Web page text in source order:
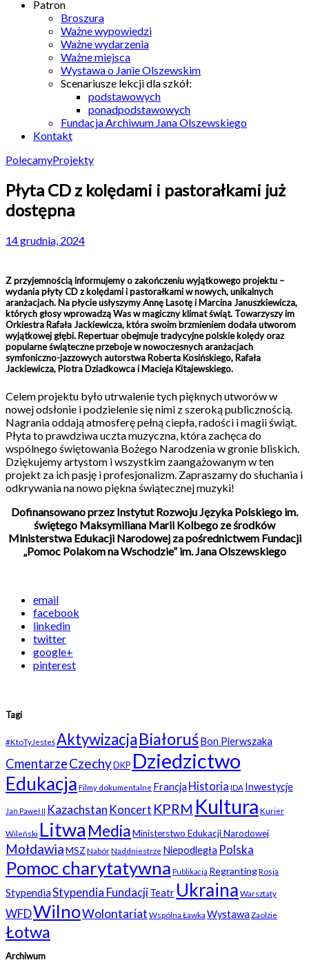
Patron
Broszura
Ważne wypowiedzi
Ważne wydarzenia
Ważne miejsca
Wystawa o Janie Olszewskim
Scenariusze lekcji dla szkół:
podstawowych
ponadpodstawowych
Fundacja Archiwum Jana Olszewskiego
Kontakt
PolecamyProjekty
Płyta CD z kolędami i pastorałkami już
dostępna
14 grudnia, 2024
Z przyjemnością informujemy o zakończeniu wyjątkowego projektu –
wydania płyty CD z kolędami i pastorałkami w nowych, unikalnych
aranżacjach. Na płycie usłyszymy Annę Lasotę i Marcina Januszkiewicza,
których głosy wprowadzą Was w magiczny klimat świąt. Towarzyszy im
Orkiestra Rafała Jackiewicza, która swoim brzmieniem dodała utworom
wyjątkowej głębi. Repertuar obejmuje tradycyjne polskie kolędy oraz
popularne świąteczne przeboje w nowoczesnych aranżacjach
symfoniczno-jazzowych autorstwa Roberta Kosińskiego, Rafała
Jackiewicza, Piotra Dziadkowca i Macieja Kitajewskiego.
Celem projektu było utrwalenie tych pięknych utworów w
nowej odsłonie i podzielenie się nimi z szeroką publicznością.
Nagrania oddają atmosferę pełną ciepła, radości i magii świąt.
Płyta to prawdziwa uczta muzyczna, która zachęca do
wspólnego świętowania Bożego Narodzenia w gronie bliskich.
Dziękujemy artystom i wszystkim zaangażowanym w ten
projekt za ich pasję i profesjonalizm. Zapraszamy do słuchania i
odkrywania na nowo piękna świątecznej muzyki!
Dofinansowano przez Instytut Rozwoju Języka Polskiego im.
świętego Maksymiliana Marii Kolbego ze środków
Ministerstwa Edukacji Narodowej za pośrednictwem Fundacji
„Pomoc Polakom na Wschodzie” im. Jana Olszewskiego
email
facebook
linkedin
twitter
google+
pinterest
Tagi
#KtoTyJesteśAktywizacjaBiałoruśBon Pierwszaka
CmentarzeCzechy DKP Dziedzictwo
Edukacja Filmy dokumentalne Francja Historia IDA Inwestycje
Jan Paweł II Kazachstan Koncert KPRM Kultura Kurier
Wileński Litwa MediaMinisterstwo Edukacji Narodowej
MołdawiaMSZ NabórNaddniestrze Niepodległa Polska
Pomoc charytatywna Publikacja RegrantingRosja
StypendiaStypendia FundacjiTeatr Ukraina Warsztaty
WFDWilnoWolontariat Wspólna Ławka Wystawa Zaolzie
Łotwa
Archiwum